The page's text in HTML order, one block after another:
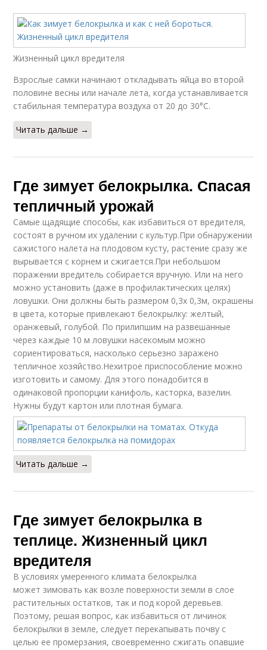
Жизненный цикл вредителя
Взрослые самки начинают откладывать яйца во второй
половине весны или начале лета, когда устанавливается
стабильная температура воздуха от 20 до 30°C.
Читать дальше →
Где зимует белокрылка. Спасая
тепличный урожай
Самые щадящие способы, как избавиться от вредителя,
состоят в ручном их удалении с культур.При обнаружении
сажистого налета на плодовом кусту, растение сразу же
вырывается с корнем и сжигается.При небольшом
поражении вредитель собирается вручную. Или на него
можно установить (даже в профилактических целях)
ловушки. Они должны быть размером 0,3х 0,3м, окрашены
в цвета, которые привлекают белокрылку: желтый,
оранжевый, голубой. По прилипшим на развешанные
через каждые 10 м ловушки насекомым можно
сориентироваться, насколько серьезно заражено
тепличное хозяйство.Нехитрое приспособление можно
изготовить и самому. Для этого понадобится в
одинаковой пропорции канифоль, касторка, вазелин.
Нужны будут картон или плотная бумага.
Читать дальше →
Где зимует белокрылка в
теплице. Жизненный цикл
вредителя
В условиях умеренного климата белокрылка
может зимовать как возле поверхности земли в слое
растительных остатков, так и под корой деревьев.
Поэтому, решая вопрос, как избавиться от личинок
белокрылки в земле, следует перекапывать почву с
целью ее промерзания, своевременно сжигать опавшие